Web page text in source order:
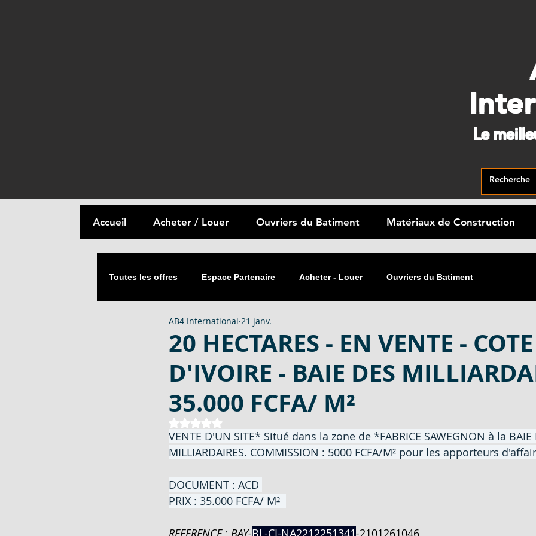
Le
Accueil Acheter / Louer Ouvriers du Batiment Matériaux de Construction
Toutes les offres Espace Partenaire Acheter - Louer Ouvriers du Batiment
Matériaux de Construction Réservation Meublée
2054 M² AVEC CPF - EN VENTE - COTE 599 M², 601 M² - EN VENTE - COTE D'
DUPLEX 06 PIECES AVEC ACD - EN VENT
20 HECTARES - EN VENTE - COTE
D'IVOIRE - BAIE DES
35.000 FCFA/ M²
AB4 International 21 janv.
Noté NaN étoiles sur 5.
VENTE D'UN SITE* Situé dans la zone de *FABRICE SAWEGNON à la BAIE
MILLIARDAIRES. COMMISSION : 5000 FCFA/M² pour les apporteurs
DOCUMENT : ACD
PRIX : 35.000 FCFA/ M²
REFERENCE : BAY-BL-CI-NA2212251341-2101261046